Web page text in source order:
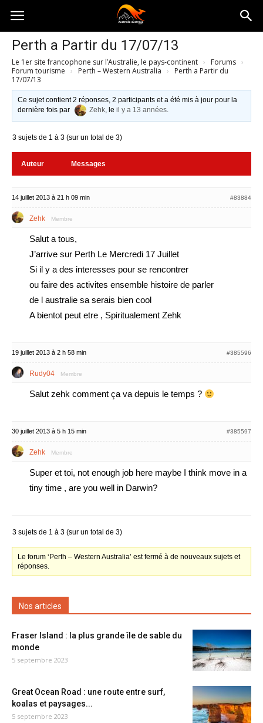
Australia-
australie.com
Perth a Partir du 17/07/13
Le 1er site francophone sur l’Australie, le pays-continent › Forums ›
Forum tourisme › Perth – Western Australia ›
Perth a Partir du
17/07/13
Ce sujet contient 2 réponses, 2 participants et a été mis à jour pour la
dernière fois par
Zehk, leil y a 13 années.
3 sujets de 1 à 3 (sur un total de 3)
Auteur Messages
14 juillet 2013 à 21 h 09 min #83884
Zehk Membre
Salut a tous,
J’arrive sur Perth Le Mercredi 17 Juillet
Si il y a des interesses pour se rencontrer
ou faire des activites ensemble histoire de parler
de l australie sa serais bien cool
A bientot peut etre , Spiritualement Zehk
19 juillet 2013 à 2 h 58 min #385596
Rudy04 Membre
Salut zehk comment ça va depuis le temps ?
30 juillet 2013 à 5 h 15 min #385597
Zehk Membre
Super et toi, not enough job here maybe I think move in a
tiny time , are you well in Darwin?
3 sujets de 1 à 3 (sur un total de 3)
Le forum ‘Perth – Western Australia’ est fermé à de nouveaux sujets et
réponses.
Nos articles
Fraser Island : la plus grande île de sable du
monde
5 septembre 2023
Great Ocean Road : une route entre surf,
koalas et paysages...
5 septembre 2023